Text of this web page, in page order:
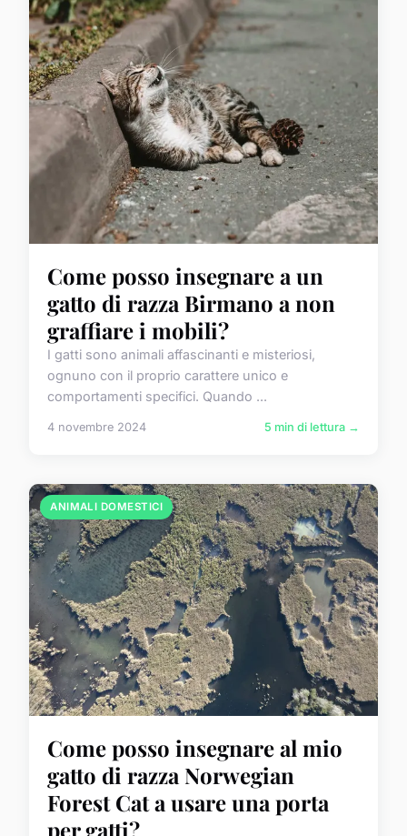
Come posso insegnare a un
gatto di razza Birmano a non
graffiare i mobili?
I gatti sono animali affascinanti e misteriosi,
ognuno con il proprio carattere unico e
comportamenti specifici. Quando ...
4 novembre 2024 5 min di lettura →
ANIMALI DOMESTICI
Come posso insegnare al mio
gatto di razza Norwegian
Forest Cat a usare una porta
per gatti?